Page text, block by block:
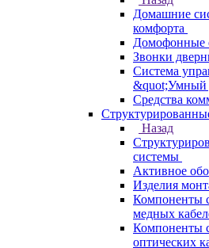
Домашние
комфорта
Домофонные
Звонки
Система
&quot;Умный
Средства
Назад
системы
Активное
Изделия
Компоненты
медных
Компоненты
оптических